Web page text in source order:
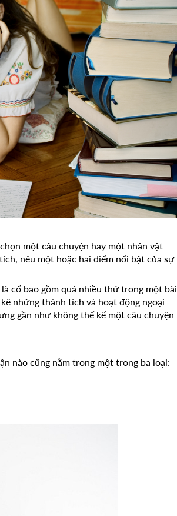
một câu chuyện hay một nhân vật
nêu một hoặc hai điểm nổi bật của sự
cố bao gồm quá nhiều thứ trong một bài
những thành tích và hoạt động ngoại
gần như không thể kể một câu chuyện
nào cũng nằm trong một trong ba loại: